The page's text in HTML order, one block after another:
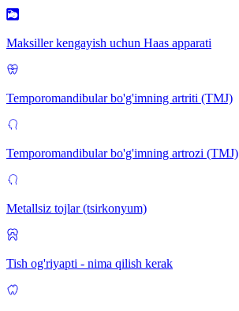
Maksiller kengayish uchun Haas apparati
Temporomandibular bo'g'imning artriti (TMJ)
Temporomandibular bo'g'imning artrozi (TMJ)
Metallsiz tojlar (tsirkonyum)
Tish og'riyapti - nima qilish kerak